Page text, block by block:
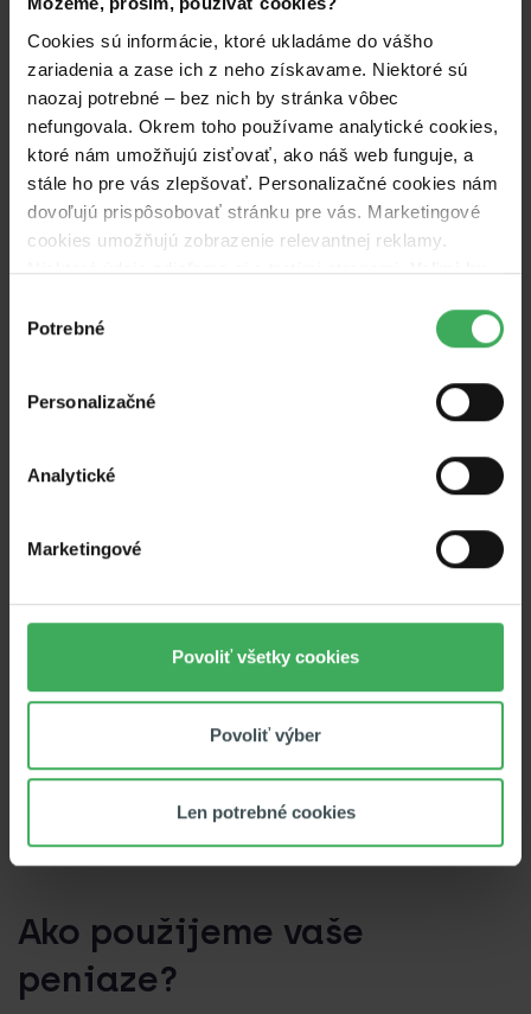
Cookies sú informácie, ktoré ukladáme do vášho
zariadenia a zase ich z neho získavame. Niektoré sú
naozaj potrebné – bez nich by stránka vôbec
nefungovala. Okrem toho používame analytické cookies,
ktoré nám umožňujú zisťovať, ako náš web funguje, a
stále ho pre vás zlepšovať. Personalizačné cookies nám
dovoľujú prispôsobovať stránku pre vás. Marketingové
cookies umožňujú zobrazenie relevantnej reklamy.
Niektoré údaje zdieľame aj s tretími stranami.Veľmi by
používať všetky tieto cookies.
súhlasu
Potrebné
Personalizačné
Analytické
Marketingové
Povoliť všetky cookies
Povoliť výber
Len potrebné cookies
ilustrácií .
Ako použijeme vaše
peniaze?